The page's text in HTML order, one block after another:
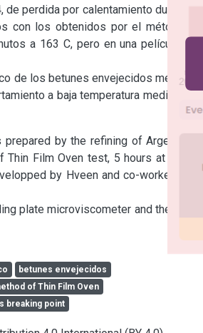
perdida por calentamiento durante 5
con los obtenidos por el método de
a 163 C, pero en una película fina
de los betunes envejecidos mediante
a baja temperatura mediante el
by the refining of Argentinian
Film Oven test, 5 hours at 163 C.
by Hveen and co-workers, the
plate microviscometer and the Fraas
betunes envejecidos
of Thin Film Oven
breaking point